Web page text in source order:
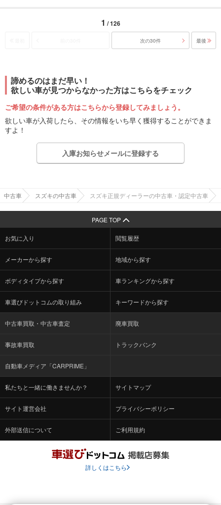
1 / 126
次の30件 最後
諦めるのはまだ早い！
欲しい車が見つからなかった方はこちらをチェック
ご希望の条件がある方はこちらから登録してみましょう。
欲しい車が入荷したら、その情報をいち早く獲得することができま
すよ！
入庫お知らせメールに登録する
中古車 スズキの中古車 スズキ正規ディーラーの中古車・認定中古車
PAGE TOP
お気に入り 閲覧履歴
メーカーから探す 地域から探す
ボディタイプから探す 車ランキングから探す
車選びドットコムの取り組み キーワードから探す
中古車買取・中古車査定 廃車買取
事故車買取 トラックバンク
自動車メディア「CARPRIME」
私たちと一緒に働きませんか？ サイトマップ
サイト運営会社 プライバシーポリシー
外部送信について ご利用規約
詳しくはこちら